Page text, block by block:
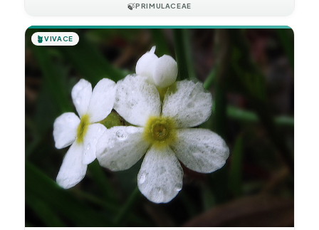
🍃PRIMULACEAE
🪴VIVACE